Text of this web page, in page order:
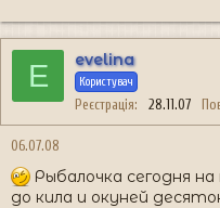
E evelina
Користувач
Реєстрація 28.11.07
06.07.08
Рыбалочка сегодня
до кила и окуней